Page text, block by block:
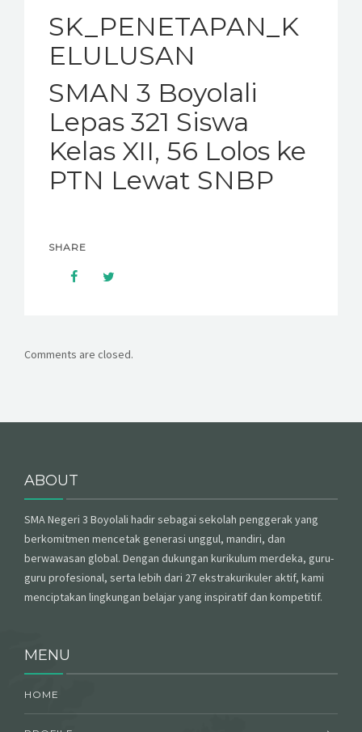
SK_PENETAPAN_K
ELULUSAN
SMAN 3 Boyolali
Lepas 321 Siswa
Kelas XII, 56 Lolos ke
PTN Lewat SNBP
SHARE
Comments are closed.
ABOUT
SMA Negeri 3 Boyolali hadir sebagai sekolah penggerak yang
berkomitmen mencetak generasi unggul, mandiri, dan
berwawasan global. Dengan dukungan kurikulum merdeka, guru-
guru profesional, serta lebih dari 27 ekstrakurikuler aktif, kami
menciptakan lingkungan belajar yang inspiratif dan kompetitif.
MENU
HOME